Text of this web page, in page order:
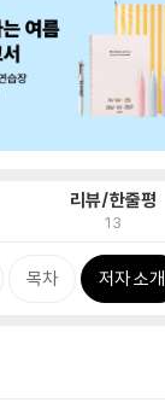
리뷰/한줄평
13
목차 저자 소개